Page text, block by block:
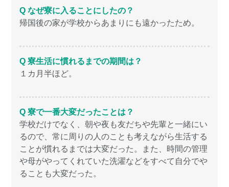
Q なぜ寮に入ることにしたの？
帰国後の家が学校からあまりにも遠かったため。
Q 寮生活に慣れるまでの期間は？
１カ月半ほど。
Q 寮で一番大変だったことは？
学校だけでなく、朝や夜も友だちや先輩と一緒にい
るので、常に周りの人のことも考えながら生活する
ことが慣れるまでは大変だった。また、時間の管理
や母がやってくれていた洗濯などをすべて自分でや
ることも大変だった。